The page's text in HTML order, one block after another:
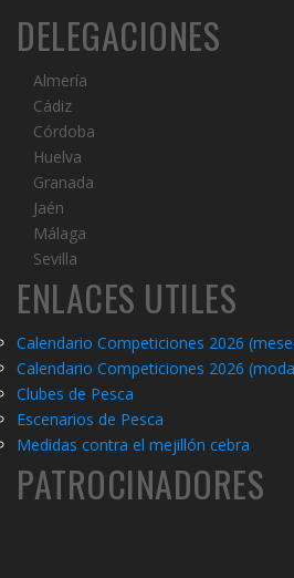
DELEGACIONES
Almería
Cádiz
Córdoba
Huelva
Granada
Jaén
Málaga
Sevilla
ENLACES UTILES
Calendario Competiciones 2026
Calendario Competiciones 2026
Clubes de Pesca
Escenarios de Pesca
Medidas contra el mejillón cebra
PATROCINADORES